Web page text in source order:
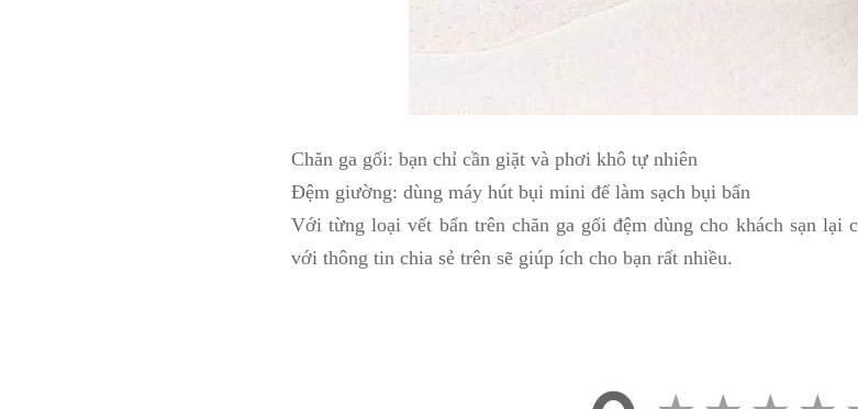
Chăn ga gối: bạn chỉ cần giặt và phơi khô tự nhiên
Đệm giường: dùng máy hút bụi mini để làm sạch bụi bẩn
Với từng loại vết bẩn trên chăn ga gối đệm dùng cho khách sạn lại
với thông tin chia sẻ trên sẽ giúp ích cho bạn rất nhiều.